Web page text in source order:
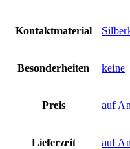
Kontaktmaterial
Besonderheiten keine
Preis auf
Lieferzeit auf